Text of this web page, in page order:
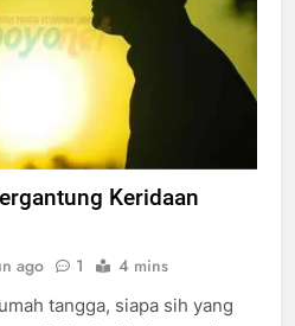
Keridaan
ago 1 4 mins
tangga, siapa sih yang